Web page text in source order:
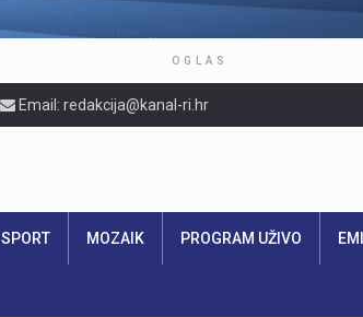
OGLAS
Email: redakcija@kanal-ri.hr
SPORT MOZAIK PROGRAM UŽIVO